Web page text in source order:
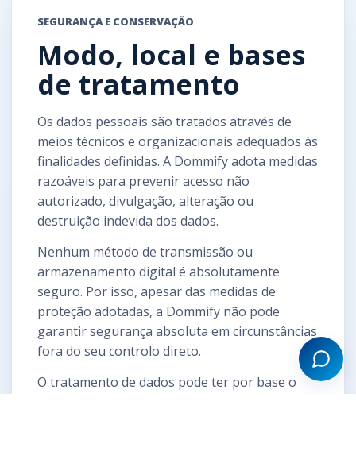
SEGURANÇA E CONSERVAÇÃO
Modo, local e bases
de tratamento
Os dados pessoais são tratados através de
meios técnicos e organizacionais adequados às
finalidades definidas. A Dommify adota medidas
razoáveis para prevenir acesso não
autorizado, divulgação, alteração ou
destruição indevida dos dados.
Nenhum método de transmissão ou
armazenamento digital é absolutamente
seguro. Por isso, apesar das medidas de
proteção adotadas, a Dommify não pode
garantir segurança absoluta em circunstâncias
fora do seu controlo direto.
O tratamento de dados pode ter por base o